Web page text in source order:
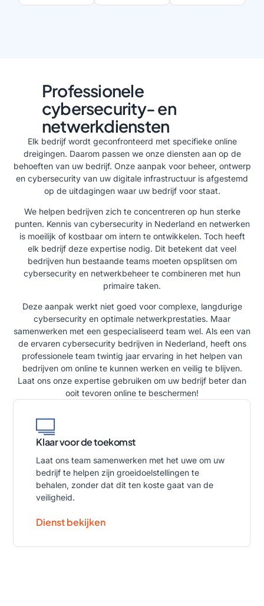
Professionele
cybersecurity- en
netwerkdiensten
Elk bedrijf wordt geconfronteerd met specifieke online
dreigingen. Daarom passen we onze diensten aan op de
behoeften van uw bedrijf. Onze aanpak voor beheer, ontwerp
en cybersecurity van uw digitale infrastructuur is afgestemd
op de uitdagingen waar uw bedrijf voor staat.
We helpen bedrijven zich te concentreren op hun sterke
punten. Kennis van cybersecurity in Nederland en netwerken
is moeilijk of kostbaar om intern te ontwikkelen. Toch heeft
elk bedrijf deze expertise nodig. Dit betekent dat veel
bedrijven hun bestaande teams moeten opsplitsen om
cybersecurity en netwerkbeheer te combineren met hun
primaire taken.
Deze aanpak werkt niet goed voor complexe, langdurige
cybersecurity en optimale netwerkprestaties. Maar
samenwerken met een gespecialiseerd team wel. Als een van
de ervaren cybersecurity bedrijvenin Nederland, heeft ons
professionele team twintig jaar ervaring in het helpen van
bedrijven om online te kunnen werken en veilig te blijven.
Laat ons onze expertise gebruiken om uw bedrijf beter dan
ooit tevoren online te beschermen!
Klaar voor de toekomst
Laat ons team samenwerken met het uwe om uw
bedrijf te helpen zijn groeidoelstellingen te
behalen, zonder dat dit ten koste gaat van de
veiligheid.
Dienst bekijken